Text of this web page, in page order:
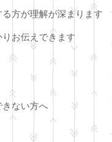
方が理解が深まります
お伝えできます
ない方へ